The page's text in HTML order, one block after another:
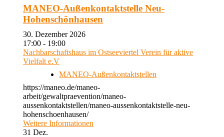
MANEO-Außenkontaktstelle Neu-
Hohenschönhausen
30. Dezember 2026
17:00 - 19:00
Nachbarschaftshaus im Ostseeviertel Verein für aktive
Vielfalt e.V
MANEO-Außenkontaktstellen
https://maneo.de/maneo-
arbeit/gewaltpraevention/maneo-
aussenkontaktstellen/maneo-aussenkontaktstelle-neu-
hohenschoenhausen/
Weitere Informationen
31 Dez.